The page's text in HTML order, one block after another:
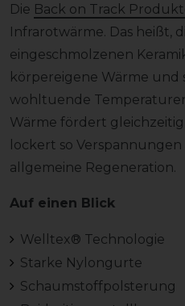
Die Back on Track
Infrarotwärme. Das heißt,
eingeschmolzenen
körpereigene Wärme und
wohltuende
Wärme fördert
lockert so
allgemeine Regeneration.
Auf einen Blick
Welltex® Technologie
Starke Nylongurte
Schaumstoffpolsterung